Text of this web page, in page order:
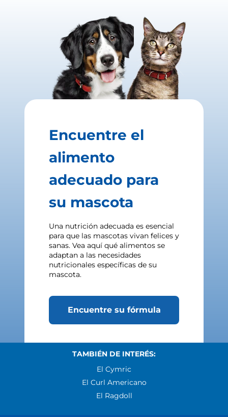
Encuentre el
alimento
adecuado para
su mascota
Una nutrición adecuada es esencial
para que las mascotas vivan felices y
sanas. Vea aquí qué alimentos se
adaptan a las necesidades
nutricionales específicas de su
mascota.
Encuentre su fórmula
TAMBIÉN DE INTERÉS:
El Cymric
El Curl Americano
El Ragdoll